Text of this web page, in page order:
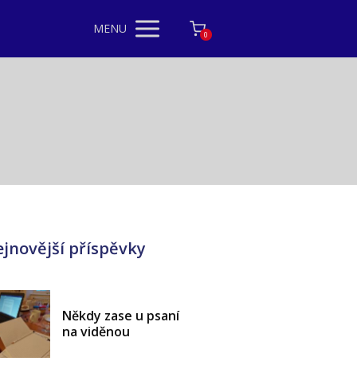
MENU 0
příspěvky
Někdy zase u psaní
na viděnou